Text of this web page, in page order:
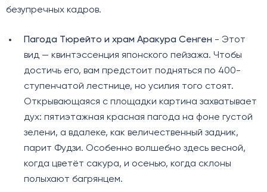
безупречных кадров.
Пагода Тюрейто и храм Аракура Сенген - Этот
вид — квинтэссенция японского пейзажа. Чтобы
достичь его, вам предстоит подняться по 400-
ступенчатой лестнице, но усилия того стоят.
Открывающаяся с площадки картина захватывает
дух: пятиэтажная красная пагода на фоне густой
зелени, а вдалеке, как величественный задник,
парит Фудзи. Особенно волшебно здесь весной,
когда цветёт сакура, и осенью, когда склоны
полыхают багрянцем.